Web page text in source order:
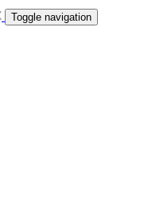
Toggle navigation